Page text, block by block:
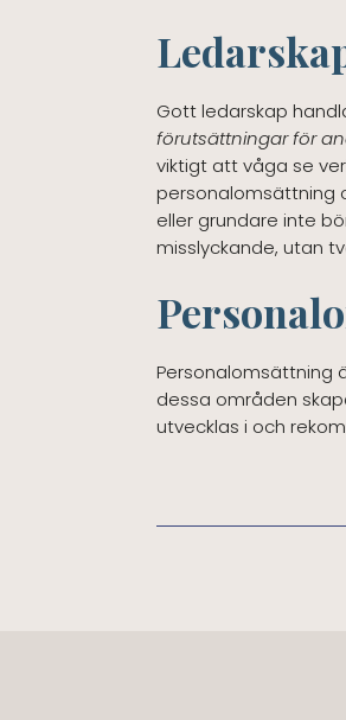
Gott ledarskap
förutsättningar för
viktigt att våga se
personalomsättning
eller grundare inte
misslyckande, utan
Personalomsättning
dessa områden
utvecklas i och